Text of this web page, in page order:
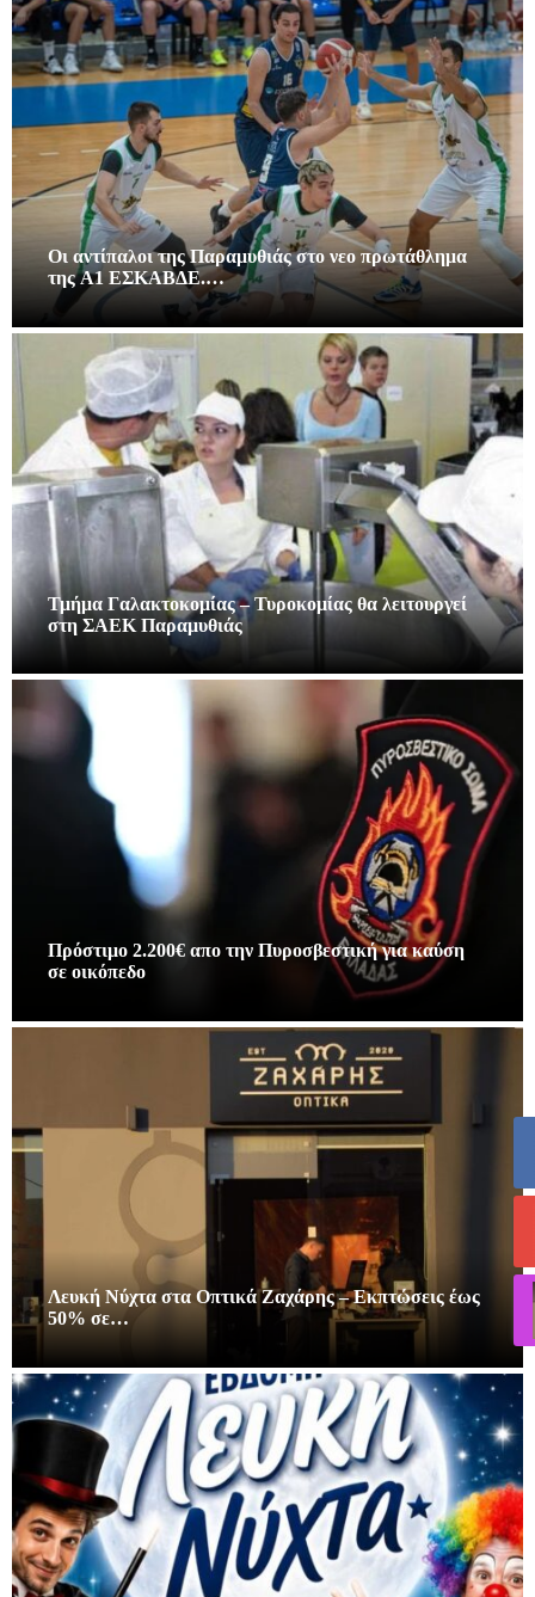
Οι αντίπαλοι της Παραμυθιάς στο νεο πρωτάθλημα
της A1 ΕΣΚΑΒΔΕ.…
Τμήμα Γαλακτοκομίας – Τυροκομίας θα λειτουργεί
στη ΣΑΕΚ Παραμυθιάς
Πρόστιμο 2.200€ απο την Πυροσβεστική για καύση
σε οικόπεδο
Λευκή Νύχτα στα Οπτικά Ζαχάρης – Εκπτώσεις έως
50% σε…